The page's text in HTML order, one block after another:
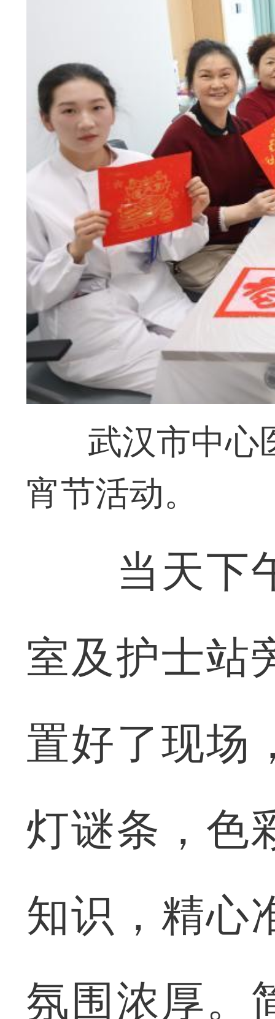
武汉市中心
宵节活动。
当天下午
室及护士站
置好了现场
灯谜条，色
知识，精心
氛围浓厚。